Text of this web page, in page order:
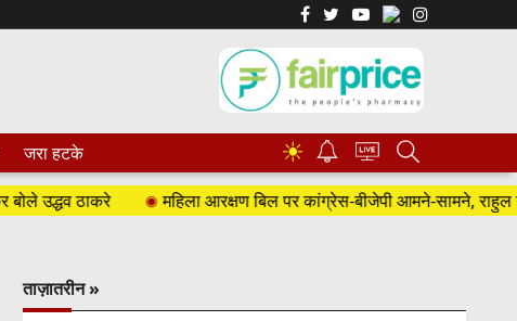
जरा हटके ☀
ठाकरे महिला आरक्षण बिल पर कांग्रेस-बीजेपी आमने-सामने, राहुल
ताज़ातरीन »